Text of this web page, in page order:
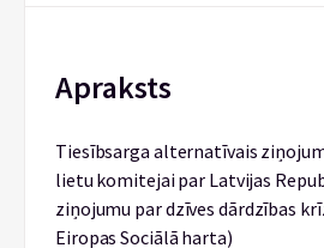
Apraksts
Tiesībsarga alternatīvais
lietu komitejai par Latvijas
ziņojumu par dzīves dārdzības
Eiropas Sociālā harta)